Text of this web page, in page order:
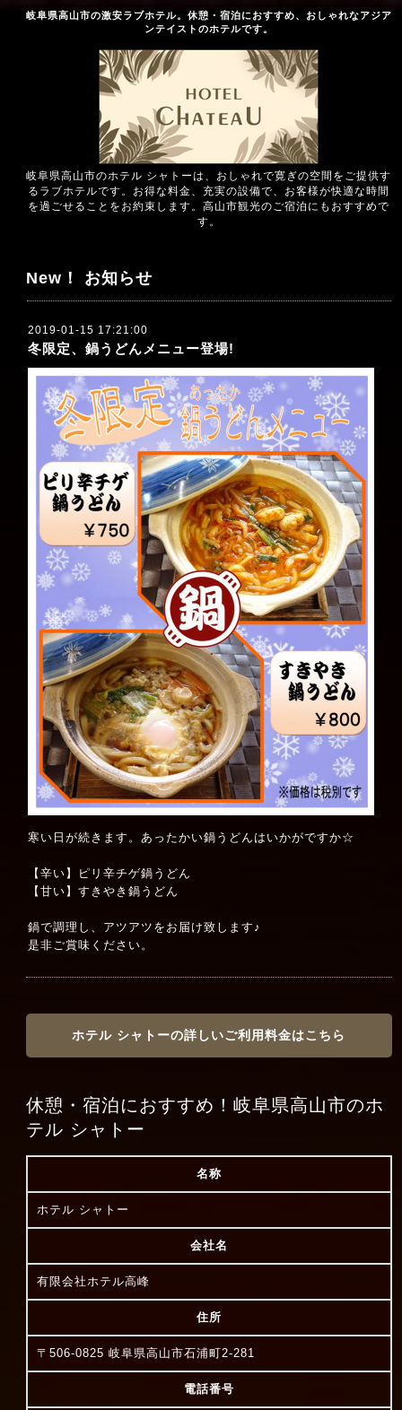
岐阜県高山市の激安ラブホテル。休憩・宿泊におすすめ、おしゃれなアジア
ンテイストのホテルです。
岐阜県高山市のホテル シャトーは、おしゃれで寛ぎの空間をご提供す
るラブホテルです。お得な料金、充実の設備で、お客様が快適な時間
を過ごせることをお約束します。高山市観光のご宿泊にもおすすめで
す。
New！ お知らせ
2019-01-15 17:21:00
冬限定、鍋うどんメニュー登場!
寒い日が続きます。あったかい鍋うどんはいかがですか☆
【辛い】ピリ辛チゲ鍋うどん
【甘い】すきやき鍋うどん
鍋で調理し、アツアツをお届け致します♪
是非ご賞味ください。
ホテル シャトーの詳しいご利用料金はこちら
休憩・宿泊におすすめ！岐阜県高山市のホ
テル シャトー
名称
ホテル シャトー
会社名
有限会社ホテル高峰
住所
〒506-0825 岐阜県高山市石浦町2-281
電話番号